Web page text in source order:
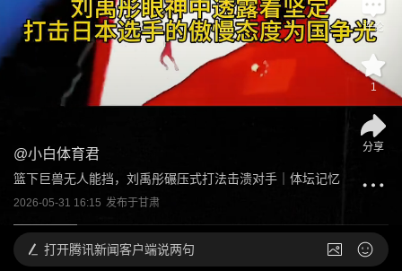
@小白体育君
篮下巨兽无人能挡，刘禹彤碾压式打法击溃对手｜体坛记忆
2026-05-31 16:15 发布于甘肃
评论
1
分享
打开腾讯新闻客户端说两句